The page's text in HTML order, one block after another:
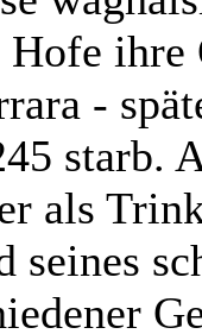
-
starb.
als
seines